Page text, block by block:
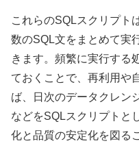
これらのSQLスクリプト
数のSQL文をまとめて実
きます。頻繁に実行する
ておくことで、再利用や
ば、日次のデータクレン
などをSQLスクリプトと
化と品質の安定化を図る